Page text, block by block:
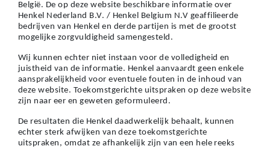
België. De op deze website beschikbare informatie over
Henkel Nederland B.V. / Henkel Belgium N.V geaffilieerde
bedrijven van Henkel en derde partijen is met de grootst
mogelijke zorgvuldigheid samengesteld.
Wij kunnen echter niet instaan voor de volledigheid en
juistheid van de informatie. Henkel aanvaardt geen enkele
aansprakelijkheid voor eventuele fouten in de inhoud van
deze website. Toekomstgerichte uitspraken op deze website
zijn naar eer en geweten geformuleerd.
De resultaten die Henkel daadwerkelijk behaalt, kunnen
echter sterk afwijken van deze toekomstgerichte
uitspraken, omdat ze afhankelijk zijn van een hele reeks